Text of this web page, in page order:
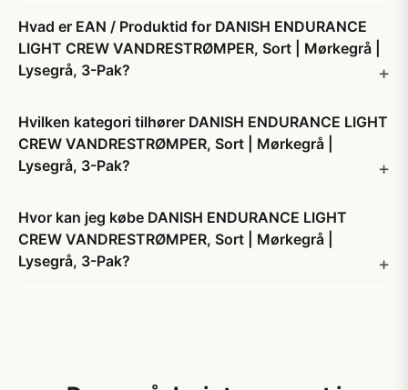
Hvad er EAN / Produktid for DANISH ENDURANCE
LIGHT CREW VANDRESTRØMPER, Sort | Mørkegrå |
Lysegrå, 3-Pak?
Hvilken kategori tilhører DANISH ENDURANCE LIGHT
CREW VANDRESTRØMPER, Sort | Mørkegrå |
Lysegrå, 3-Pak?
Hvor kan jeg købe DANISH ENDURANCE LIGHT
CREW VANDRESTRØMPER, Sort | Mørkegrå |
Lysegrå, 3-Pak?